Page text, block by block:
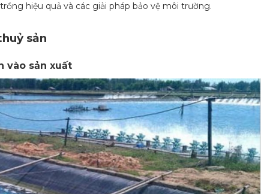
hiệu quả và các giải pháp bảo vệ môi trường.
sản
vào sản xuất